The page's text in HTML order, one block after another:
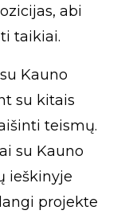
abi
taikiai.
Kauno
su kitais
teismų.
su Kauno
ieškinyje
projekte